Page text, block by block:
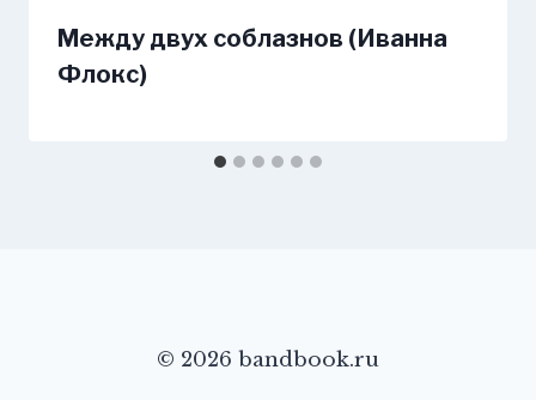
Между двух соблазнов (Иванна
Флокс)
© 2026 bandbook.ru